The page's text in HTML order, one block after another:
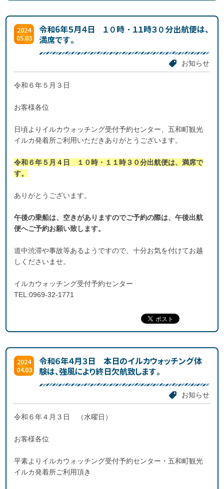
2024
05.03
令和6年５月４日 １０時・１１時３０分出航便は、
満席です。
お知らせ
令和６年５月３日
お客様各位
日頃よりイルカウォッチング受付予約センター、五和町観光
イルカ発着所ご利用いただきありがとうございます。
令和６年５月４日 １０時・１１時３０分出航便は、満席で
す。
ありがとうございます。
午後の乗船は、空きがありますのでご予約の際は、午後出航
便へご予約お願い致します。
道中渋滞や事故等あるようですので、十分お気を付けてお越
しくださいませ。
イルカウォッチング受付予約センター
TEL:0969-32-1771
2024
04.03
令和６年４月３日 本日のイルカウォッチング体
験は、強風により終日欠航致します。
お知らせ
令和６年４月３日 （水曜日）
お客様各位
平素よりイルカウォッチング受付予約センター・五和町観光
イルカ発着所ご利用頂き